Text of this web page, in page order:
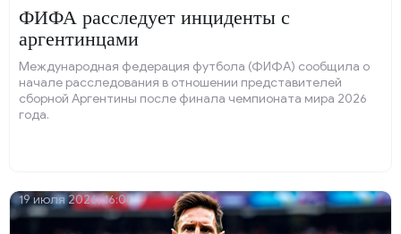
ФИФА расследует инциденты с
аргентинцами
Международная федерация футбола (ФИФА) сообщила о
начале расследования в отношении представителей
сборной Аргентины после финала чемпионата мира 2026
года.
19 июля 2026, 16:01